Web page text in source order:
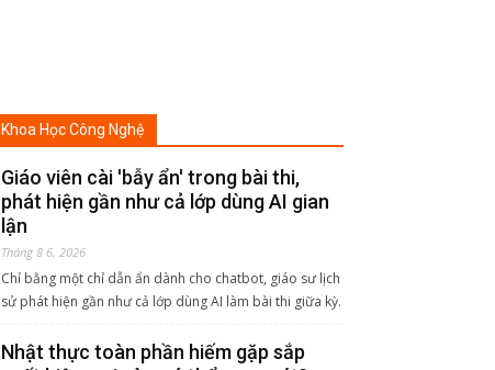
Khoa Học Công Nghệ
Giáo viên cài 'bẫy ẩn' trong bài thi,
phát hiện gần như cả lớp dùng AI gian
lận
Tháng 8 6, 2026
Chỉ bằng một chỉ dẫn ẩn dành cho chatbot, giáo sư lịch
sử phát hiện gần như cả lớp dùng AI làm bài thi giữa kỳ.
Nhật thực toàn phần hiếm gặp sắp